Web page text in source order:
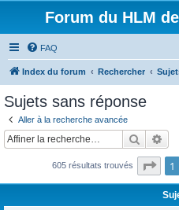
Forum du HLM
FAQ
Index du forum Rechercher
Sujets sans réponse
Aller à la recherche avancée
605 résultats trouvés Page
1